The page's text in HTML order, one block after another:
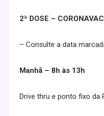
2ª DOSE – CORONAVAC
– Consulte a data
Manhã – 8h às 13h
Drive thru e ponto fixo da